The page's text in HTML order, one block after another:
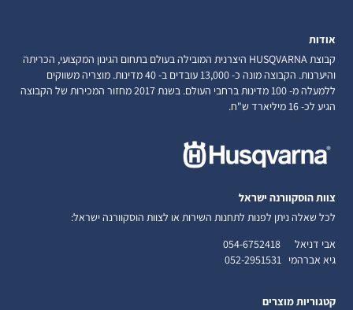
אודות
קבוצת HUSQVARNA היצרנית המובילה בעולם בתחום הגינון המקצועי, הכריתה
והיערנות. הקבוצה מונה כ- 13,000 עובדים ב- 40 מדינות. מוצריה משווקים
ללמעלה מ- 100 מדינות ברחבי העולם. בשנת 2017 מחזור המכירות של הקבוצה
הגיע לכ- 16 מיליארד ש"ח.
צוות הוסקוורנה ישראל
לכל שאלה ניתן לפנות לתחנות השירות או לצוות הוסקוורנה ישראל:
אבי דניאל 054-6752418
גיא אברהמי 052-2951531
קטגוריות מוצרים